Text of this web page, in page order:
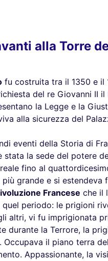
alla Torre
fu costruita tra il 1350 e il
del re Giovanni II
la Legge e la
alla sicurezza del
eventi della Storia di
stata la sede del potere
fino al
grande e si
Francese che il
periodo: le prigioni
altri, vi fu imprigionata
durante la Terrore, la
Occupava il piano terra
Appassionante, la